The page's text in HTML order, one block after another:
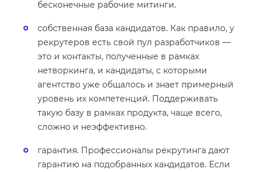
бесконечные рабочие митинги.
собственная база кандидатов. Как правило, у
рекрутеров есть свой пул разработчиков —
это и контакты, полученные в рамках
нетворкинга, и кандидаты, с которыми
агентство уже общалось и знает примерный
уровень их компетенций. Поддерживать
такую базу в рамках продукта, чаще всего,
сложно и неэффективно.
гарантия. Профессионалы рекрутинга дают
гарантию на подобранных кандидатов. Если